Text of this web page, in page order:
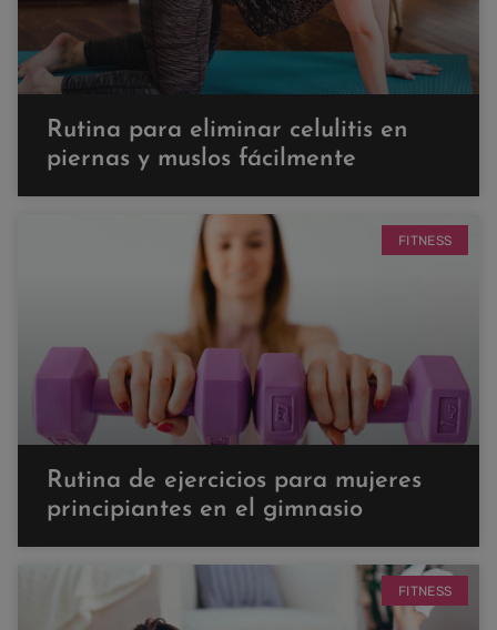
Rutina para eliminar celulitis en
piernas y muslos fácilmente
FITNESS
Rutina de ejercicios para mujeres
principiantes en el gimnasio
FITNESS